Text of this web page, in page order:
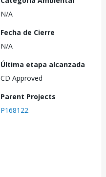
N/A
Fecha de Cierre
N/A
Última etapa alcanzada
CD Approved
Parent Projects
P168122